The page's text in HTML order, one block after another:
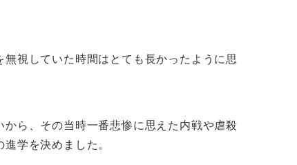
視していた時間はとても長かったように思
ら、その当時一番悲惨に思えた内戦や虐殺
学を決めました。